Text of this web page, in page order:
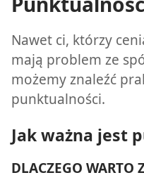
Nawet ci, którzy
mają problem ze
możemy znaleźć
punktualności.
Jak ważna jest
DLACZEGO WARTO